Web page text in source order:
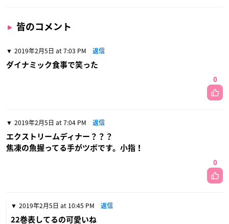
皆のコメント
2019年2月5日 at 7:03 PM 返信
ダイナミック食事で笑った
0
2019年2月5日 at 7:04 PM 返信
エクストリームディナー？？？
焦凍の魚握ってる手がツボです。小指！
0
2019年2月5日 at 10:45 PM 返信
22巻表してるの可愛いね